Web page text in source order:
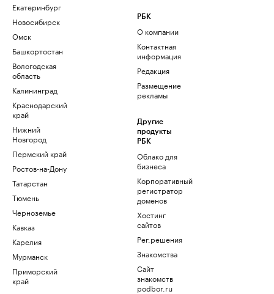
Екатеринбург
Новосибирск
Омск
Башкортостан
Вологодская
область
Калининград
Краснодарский
край
Нижний
Новгород
Пермский край
Ростов-на-Дону
Татарстан
Тюмень
Черноземье
Кавказ
Карелия
Мурманск
Приморский
край
РБК
О компании
Контактная
информация
Редакция
Размещение
рекламы
Другие
продукты
РБК
Облако для
бизнеса
Корпоративный
регистратор
доменов
Хостинг
сайтов
Рег.решения
Знакомства
Сайт
знакомств
podbor.ru